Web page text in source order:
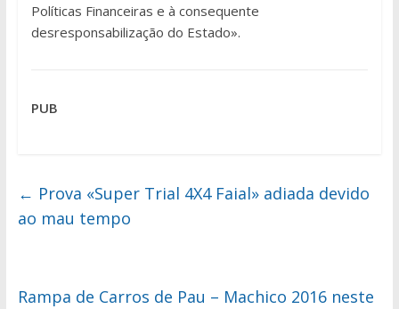
Políticas Financeiras e à consequente
desresponsabilização do Estado».
PUB
← Prova «Super Trial 4X4 Faial» adiada devido
ao mau tempo
Rampa de Carros de Pau – Machico 2016 neste